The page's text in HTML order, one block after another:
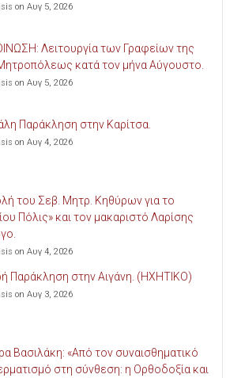
on Αυγ 5, 2026
Λειτουργία των Γραφείων της
κατά τον μήνα Αύγουστο.
on Αυγ 5, 2026
Παράκληση στην Καρίτσα.
on Αυγ 4, 2026
του Σεβ. Μητρ. Κηθύρων για το
Πόλις» και τον μακαριστό Λαρίσης
on Αυγ 4, 2026
Παράκληση στην Αιγάνη. (ΗΧΗΤΙΚΟ)
on Αυγ 3, 2026
Βασιλάκη: «Από τον συναισθηματικό
στη σύνθεση: η Ορθοδοξία και